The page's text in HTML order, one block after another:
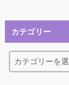
カテゴリー